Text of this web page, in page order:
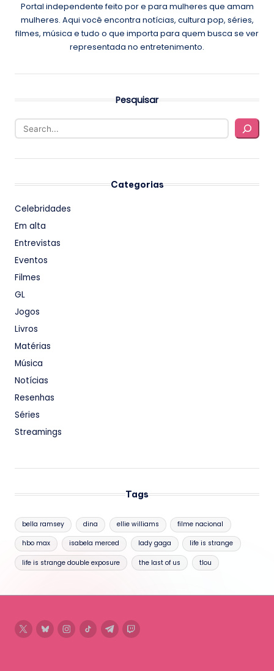
Portal independente feito por e para mulheres que amam
mulheres. Aqui você encontra notícias, cultura pop, séries,
filmes, música e tudo o que importa para quem busca se ver
representada no entretenimento.
Pesquisar
Categorias
Celebridades
Em alta
Entrevistas
Eventos
Filmes
GL
Jogos
Livros
Matérias
Música
Notícias
Resenhas
Séries
Streamings
Tags
bella ramsey dina ellie williams filme nacional
hbo max isabela merced lady gaga life is strange
life is strange double exposure the last of us tlou
twitterblueskyinstagram
tiktoktelegram
twitch